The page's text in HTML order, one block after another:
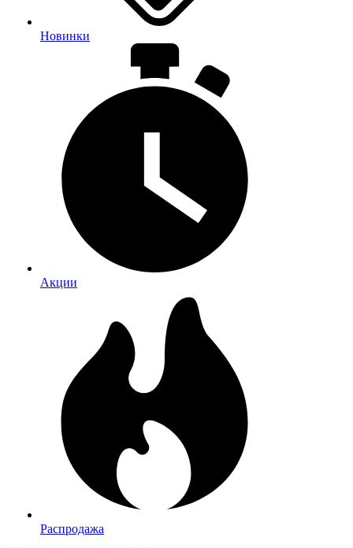
Новинки
Акции
Распродажа